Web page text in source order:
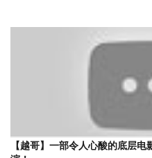
【越哥】一部令人心酸的底层